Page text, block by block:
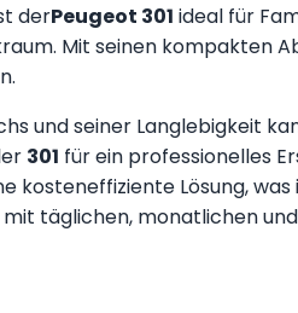
derPeugeot 301 ideal für
Mit seinen kompakten
und seiner Langlebigkeit
301 für ein professionelles
kosteneffiziente Lösung,
mit täglichen, monatlichen